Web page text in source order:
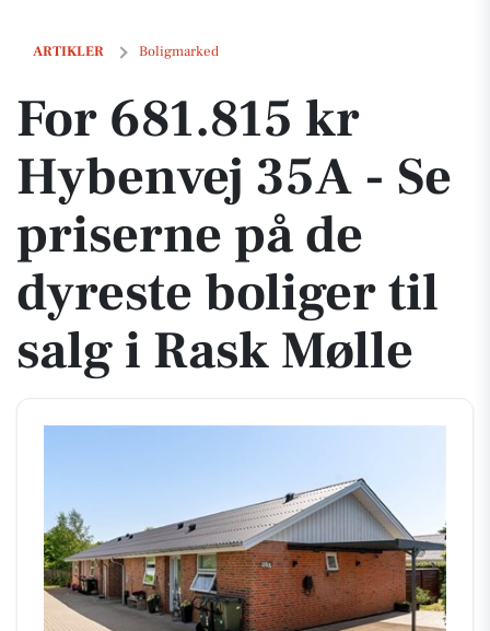
ARTIKLER Boligmarked
For 681.815 kr Hybenvej 35A - Se priserne på de dyreste boliger til
For 681.815 kr
Hybenvej 35A - Se
priserne på de
dyreste boliger til
salg i Rask Mølle